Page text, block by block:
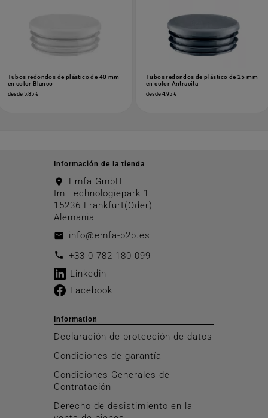
Tubos redondos de plástico de 40 mm
en color Blanco
desde 5,85 €
Tubos redondos de plástico de 25 mm
en color Antracita
desde 4,95 €
Información de la tienda
location_on
Emfa GmbH
Im Technologiepark 1
15236 Frankfurt(Oder)
Alemania
email info@emfa-b2b.es
call +33 0 782 180 099
Linkedin
Facebook
Information
Declaración de protección de datos
Condiciones de garantía
Condiciones Generales de
Contratación
Derecho de desistimiento en la